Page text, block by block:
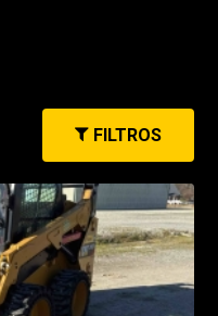
FILTROS